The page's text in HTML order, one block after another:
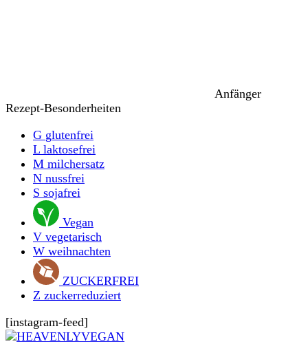
Anfänger
Rezept-Besonderheiten
G glutenfrei
L laktosefrei
M milchersatz
N nussfrei
S sojafrei
Vegan
V vegetarisch
W weihnachten
ZUCKERFREI
Z zuckerreduziert
[instagram-feed]